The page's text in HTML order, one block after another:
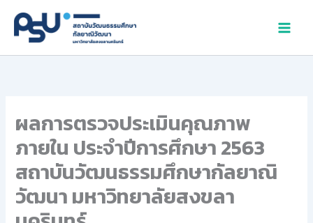
content
ผลการตรวจประเมินคุณภาพ
ภายใน ประจำปีการศึกษา 2563
สถาบันวัฒนธรรมศึกษากัลยาณิ
วัฒนา มหาวิทยาลัยสงขลา